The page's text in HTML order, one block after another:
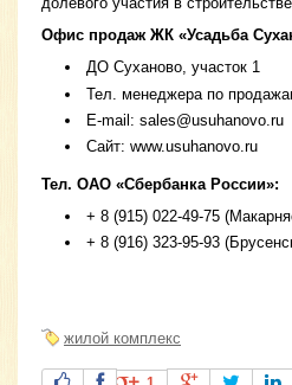
Офис продаж ЖК «Усадьба
ДО Суханово, участок 1
Тел. менеджера по
E-mail: sales@usuhanovo.ru
Сайт: www.usuhanovo.ru
Тел. ОАО «Сбербанка России»:
+ 8 (915) 022-49-75
+ 8 (916) 323-95-93
жилой комплекс